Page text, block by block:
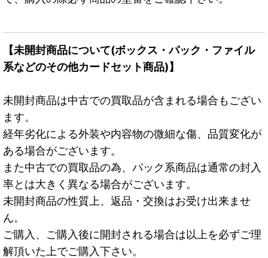
【未開封商品について(ボックス・パック・ファイル
系などのその他カードセット商品)】
未開封商品は中古での買取品が含まれる場合もござい
ます。
経年劣化による外装や内容物の微細な傷、品質変化が
ある場合がございます。
また中古での買取品の為、パック系商品は通常の封入
率とは大きく異なる場合がございます。
未開封商品の性質上、返品・交換はお受け出来ませ
ん。
ご購入、ご購入後に開封される場合は以上を必ずご理
解頂いた上でご購入下さい。